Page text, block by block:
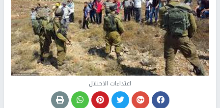
اعتداءات الاحتلال